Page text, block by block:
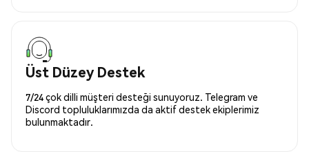
Üst Düzey Destek
7/24 çok dilli müşteri desteği sunuyoruz. Telegram ve
Discord topluluklarımızda da aktif destek ekiplerimiz
bulunmaktadır.